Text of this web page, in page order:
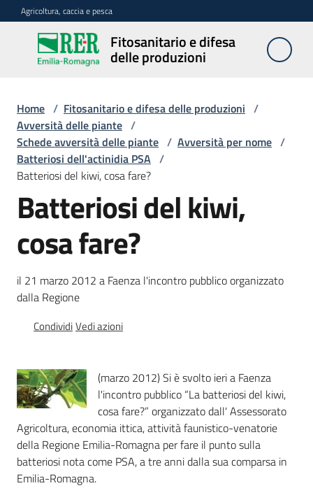
Vai al contenuto
Vai alla navigazione
Vai al footer
Agricoltura, caccia e pesca
Fitosanitario e difesa
delle produzioni
Fitosanitario
e difesa
produzioni
Avversità
delle
piante
Sorveglianza
Difesa
sostenibile
Vivaismo
e
sementi
Import-
Export
Home / Fitosanitario e difesa delle produzioni /
Avversità delle piante /
Schede avversità delle piante / Avversità per nome /
Batteriosi dell'actinidia PSA /
Batteriosi del kiwi, cosa fare?
Batteriosi del kiwi,
cosa fare?
il 21 marzo 2012 a Faenza l'incontro pubblico organizzato
dalla Regione
CondividiVedi azioni
(marzo 2012) Si è svolto ieri a Faenza
l'incontro pubblico “La batteriosi del kiwi,
cosa fare?” organizzato dall' Assessorato
Agricoltura, economia ittica, attività faunistico-venatorie
della Regione Emilia-Romagna per fare il punto sulla
batteriosi nota come PSA, a tre anni dalla sua comparsa in
Emilia-Romagna.